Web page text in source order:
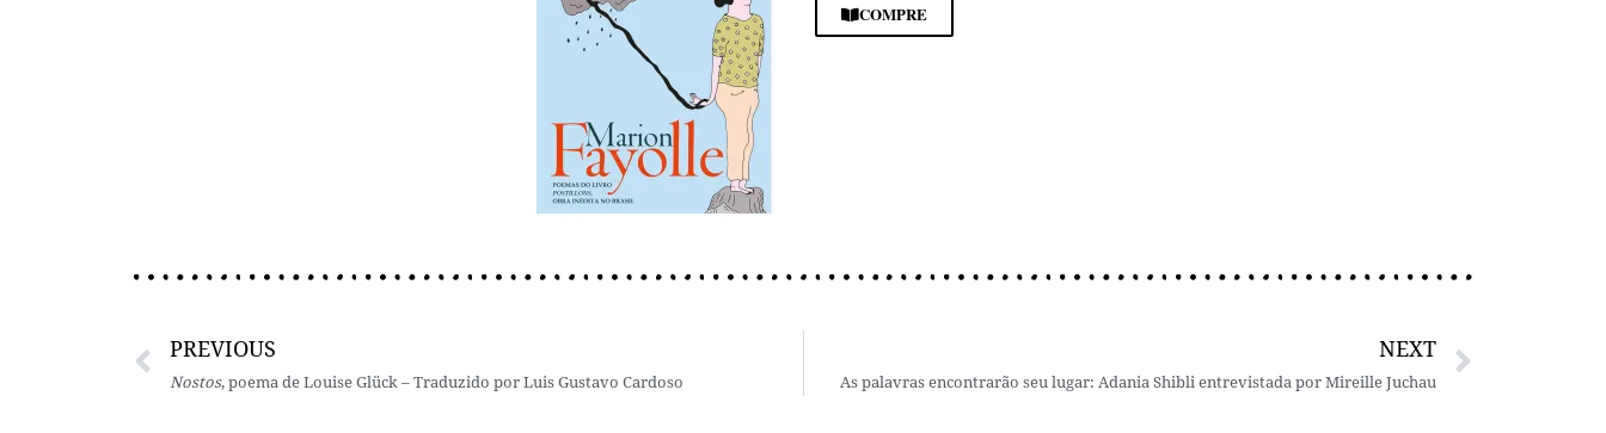
COMPRE
PREVIOUS
Nostos, poema de Louise Glück – Traduzido por Luis Gustavo Cardoso
NEXT
As palavras encontrarão seu lugar: Adania Shibli entrevistada por Mireille Juchau